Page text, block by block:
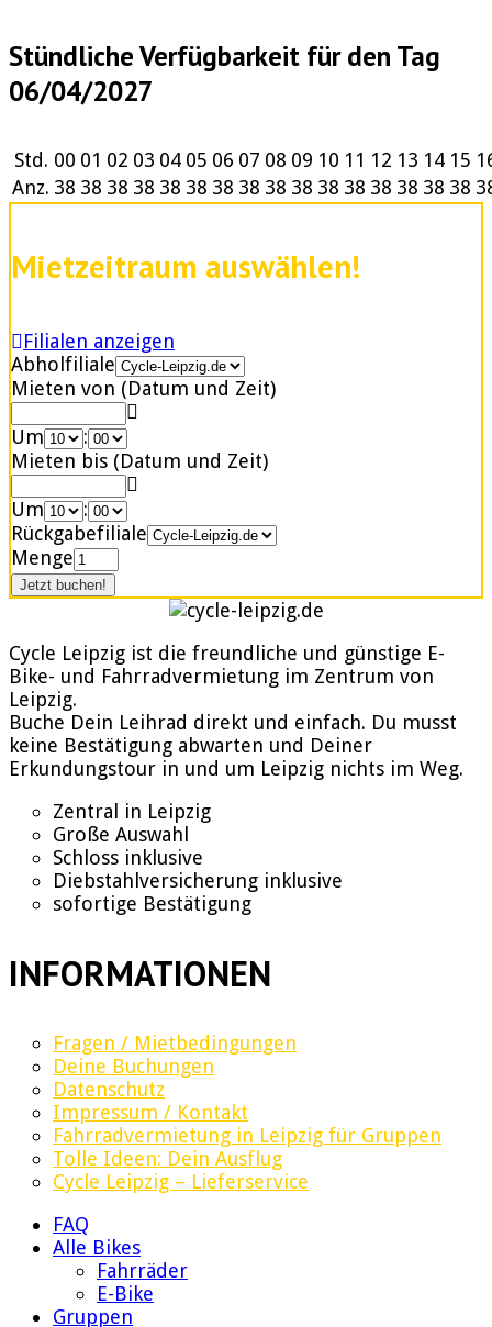
Stündliche Verfügbarkeit für den Tag
06/04/2027
Std. 00 01 02 03 04 05 06 07 08 09 10 11 12 13 14 15
Anz. 38 38 38 38 38 38 38 38 38 38 38 38 38 38 38 38
Mietzeitraum auswählen!
Filialen anzeigen
Abholfiliale
Mieten von (Datum und Zeit)
Um
:
Mieten bis (Datum und Zeit)
Um
:
Rückgabefiliale
Menge
Cycle Leipzig ist die freundliche und günstige E-
Bike- und Fahrradvermietung im Zentrum von
Leipzig.
Buche Dein Leihrad direkt und einfach. Du musst
keine Bestätigung abwarten und Deiner
Erkundungstour in und um Leipzig nichts im Weg.
Zentral in Leipzig
Große Auswahl
Schloss inklusive
Diebstahlversicherung inklusive
sofortige Bestätigung
INFORMATIONEN
Fragen / Mietbedingungen
Deine Buchungen
Datenschutz
Impressum / Kontakt
Fahrradvermietung in Leipzig für Gruppen
Tolle Ideen: Dein Ausflug
Cycle Leipzig – Lieferservice
FAQ
Alle Bikes
Fahrräder
E-Bike
Gruppen